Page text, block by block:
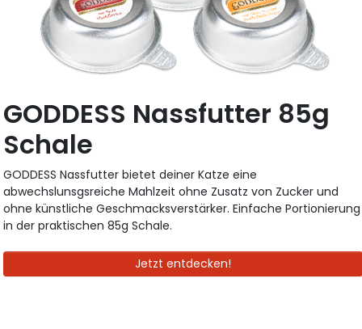
GODDESS Nassfutter 85g
Schale
GODDESS Nassfutter bietet deiner Katze eine
abwechslunsgsreiche Mahlzeit ohne Zusatz von Zucker und
ohne künstliche Geschmacksverstärker. Einfache Portionierung
in der praktischen 85g Schale.
Jetzt entdecken!